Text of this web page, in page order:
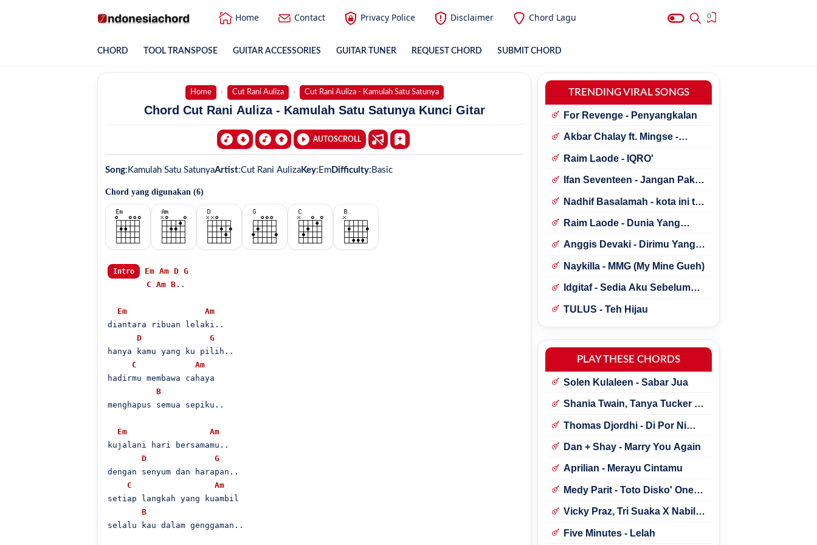
Home Contact Privacy Police Disclaimer Chord Lagu 0
CHORD TOOL TRANSPOSE GUITAR ACCESSORIES GUITAR TUNER REQUEST CHORD SUBMIT CHORD
Home Cut Rani Auliza Cut Rani Auliza - Kamulah Satu Satunya
Chord Cut Rani Auliza - Kamulah Satu Satunya Kunci Gitar
AUTOSCROLL
Song: Kamulah Satu SatunyaArtist:Cut Rani Auliza Key: Em Difficulty: Basic
Chord yang digunakan (6)
Intro Em Am D G
C Am B ..
Em
Am
diantara ribuan lelaki..
D
G
hanya kamu yang ku pilih..
C
Am
hadirmu membawa cahaya
B
menghapus semua sepiku..
Em
Am
kujalani hari bersamamu..
D
G
dengan senyum dan harapan..
C
Am
setiap langkah yang kuambil
B
selalu kau dalam genggaman..
TRENDING VIRAL SONGS
For Revenge - Penyangkalan
Akbar Chalay ft. Mingse -
Raim Laode - IQRO'
Ifan Seventeen - Jangan Paksa
Nadhif Basalamah - kota ini tak
Raim Laode - Dunia Yang
Anggis Devaki - Dirimu Yang
Naykilla - MMG (My Mine Gueh)
Idgitaf - Sedia Aku Sebelum
TULUS - Teh Hijau
PLAY THESE CHORDS
Solen Kulaleen - Sabar Jua
Shania Twain, Tanya Tucker -
Thomas Djordhi - Di Por Ni
Dan + Shay - Marry You Again
Aprilian - Merayu Cintamu
Medy Parit - Toto Disko' One
Vicky Praz, Tri Suaka X Nabila
Five Minutes - Lelah